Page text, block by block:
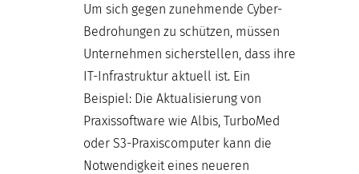
Um sich gegen zunehmende Cyber-
Bedrohungen zu schützen, müssen
Unternehmen sicherstellen, dass ihre
IT-Infrastruktur aktuell ist. Ein
Beispiel: Die Aktualisierung von
Praxissoftware wie Albis, TurboMed
oder S3-Praxiscomputer kann die
Notwendigkeit eines neueren